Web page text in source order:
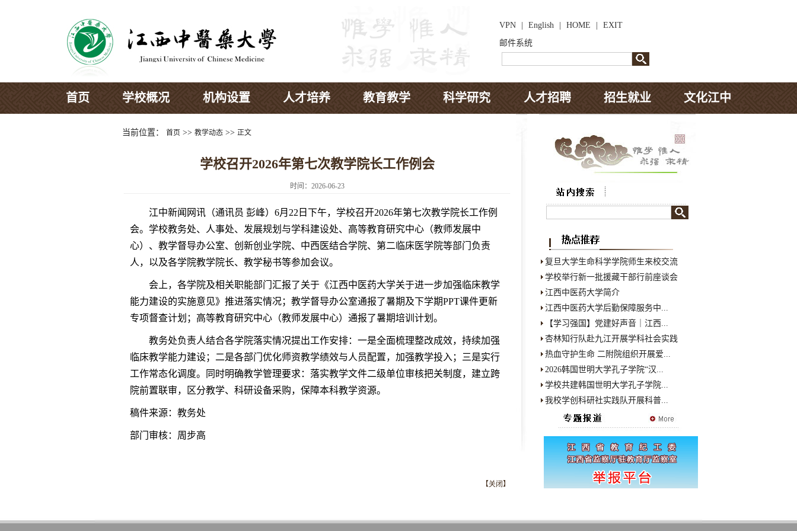
VPN English HOME
EXIT
邮件系统
首页 学校概况 机构设置 人才培养 教育教学 科学研究 人才招聘 招生就业 文化江中
当前位置： 首页 >> 教学动态 >> 正文
学校召开2026年第七次教学院长工作例会
时间：2026-06-23
江中新闻网讯（通讯员 彭峰）6月22日下午，学校召开2026年第七次教学院长工作例
会。学校教务处、人事处、发展规划与学科建设处、高等教育研究中心（教师发展中
心）、教学督导办公室、创新创业学院、中西医结合学院、第二临床医学院等部门负责
人，以及各学院教学院长、教学秘书等参加会议。
会上，各学院及相关职能部门汇报了关于《江西中医药大学关于进一步加强临床教学
能力建设的实施意见》推进落实情况；教学督导办公室通报了暑期及下学期PPT课件更新
专项督查计划；高等教育研究中心（教师发展中心）通报了暑期培训计划。
教务处负责人结合各学院落实情况提出工作安排：一是全面梳理整改成效，持续加强
临床教学能力建设；二是各部门优化师资教学绩效与人员配置，加强教学投入；三是实行
工作常态化调度。同时明确教学管理要求：落实教学文件二级单位审核把关制度，建立跨
院前置联审，区分教学、科研设备采购，保障本科教学资源。
稿件来源：教务处
部门审核：周步高
【关闭】
复旦大学生命科学学院师生来校交流
学校举行新一批援藏干部行前座谈会
江西中医药大学简介
江西中医药大学后勤保障服务中...
【学习强国】党建好声音｜江西...
杏林知行队赴九江开展学科社会实践
热血守护生命 二附院组织开展爱...
2026韩国世明大学孔子学院“汉...
学校共建韩国世明大学孔子学院...
我校学创科研社实践队开展科普...